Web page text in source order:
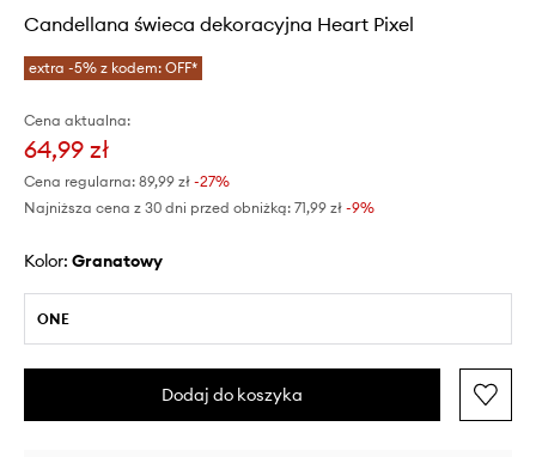
Candellana świeca dekoracyjna Heart Pixel
extra -5% z kodem: OFF*
Cena aktualna:
64,99 zł
Cena regularna: 89,99 zł -27%
Najniższa cena z 30 dni przed obniżką: 71,99 zł -9%
Kolor: granatowy
ONE
Dodaj do koszyka